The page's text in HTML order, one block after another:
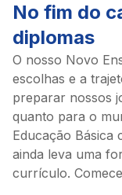
No fim do
diplomas
O nosso Novo
escolhas e a
preparar nossos
quanto para o
Educação Básica
ainda leva uma
currículo.